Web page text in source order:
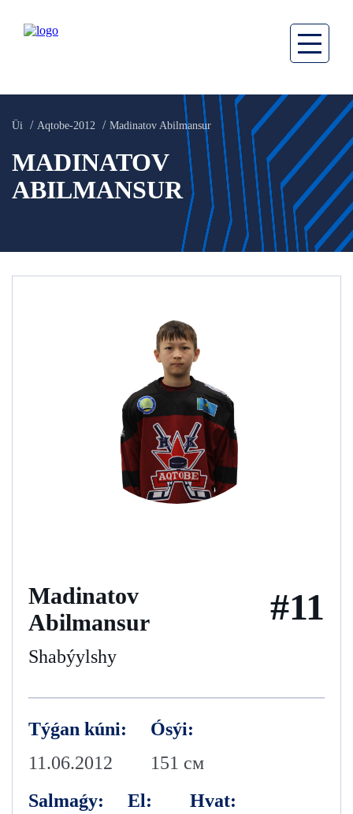
Üi Aqtobe-2012 Madinatov Abilmansur
MADINATOV
ABILMANSUR
Madinatov
Abilmansur
Shabýylshy
#11
Týǵan kúni:
11.06.2012
Ósýi:
151 см
Salmaǵy:
El:
Hvat: